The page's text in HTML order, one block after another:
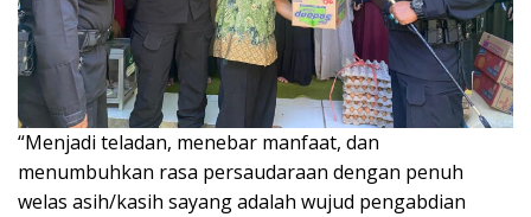
“Menjadi teladan, menebar manfaat, dan
menumbuhkan rasa persaudaraan dengan penuh
welas asih/kasih sayang adalah wujud pengabdian